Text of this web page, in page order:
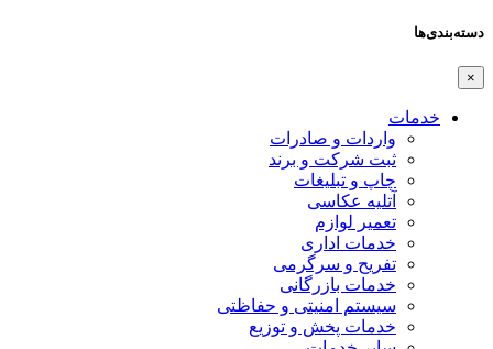
دسته‌بندی‌ها
×
خدمات
واردات و صادرات
ثبت شرکت و برند
چاپ و تبلیغات
آتلیه عکاسی
تعمیر لوازم
خدمات اداری
تفریح و سرگرمی
خدمات بازرگانی
سیستم امنیتی و حفاظتی
خدمات پخش و توزیع